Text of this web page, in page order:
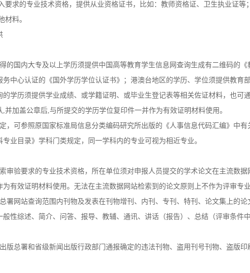
求的专业技术资格，提供从业资格证书，比如：教师资格证、卫生执业证等；
料。
的国内大专及以上学历须提供中国高等教育学生信息网查询生成有二维码的
中心认证的《国外学历学位认证书》；港澳台地区的学历、学位须提供教育
的学历须提供学业成绩、或学籍证明、或毕业生登记表等相关佐证材料，也可
并加盖公章后,与所提交的学历学位复印件一并作为有效证明材料使用。
，可参照原国家标准局信息分类编码研究所出版的《人事信息代码汇编》中
业目录》学科门类规定，同一学科内的专业可视为相近专业。
审验要求的专业技术资格，所在单位须对申报人员提交的学术论文在主流数
有效证明材料使用。无法在主流数据网站检索到的论文原则上不作为评审专
署网站查询范围内刊物及发表在刊物增刊、内刊、专刊、特刊、论文集上的
般性综述、简介、问答、报导、教辅、通讯、讲话（报告）、总结（评审条件
版总署和省级新闻出版行政部门通报确定的违法刊物、盗用刊号刊物、盗版印